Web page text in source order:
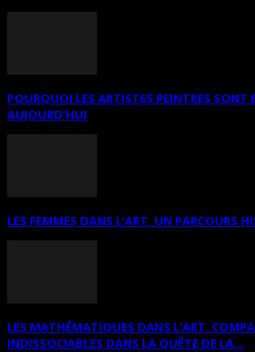
POURQUOI LES ARTISTES PEINTRES SONT
AUJOURD’HUI
LES FEMMES DANS L’ART. UN PARCOURS
LES MATHÉMATIQUES DANS L’ART.
INDISSOCIABLES DANS LA QUÊTE DE LA...